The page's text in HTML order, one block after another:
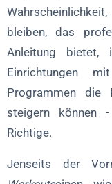
bleiben, das
Anleitung bietet,
Einrichtungen
Programmen
steigern können
Richtige.
Jenseits der